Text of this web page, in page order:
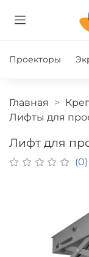
Проекторы
Главная
Лифты для
Лифт для
(0)